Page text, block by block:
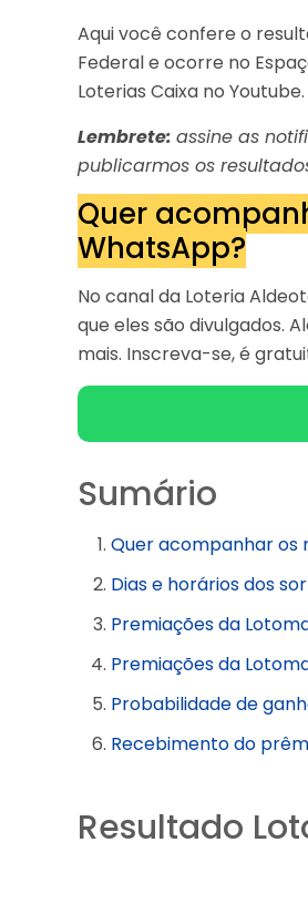
Aqui você confere o
Federal e ocorre no
Loterias Caixa no Youtube.
Lembrete:assine as
publicarmos os
Quer
WhatsApp?
No canal da Loteria
que eles são divulgados.
mais. Inscreva-se, é
Sumário
Quer acompanhar os
Dias e horários dos
Premiações da
Premiações da
Probabilidade de
Recebimento do
Resultado